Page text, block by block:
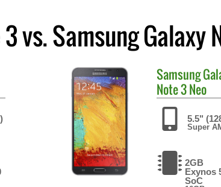
vs. Samsung Galaxy
Samsung
Note 3 Neo
5.5"
Super
2GB
Exynos
SoC